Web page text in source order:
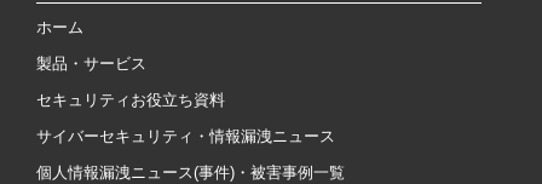
ホーム
製品・サービス
セキュリティお役立ち資料
サイバーセキュリティ・情報漏洩ニュース
個人情報漏洩ニュース(事件)・被害事例一覧